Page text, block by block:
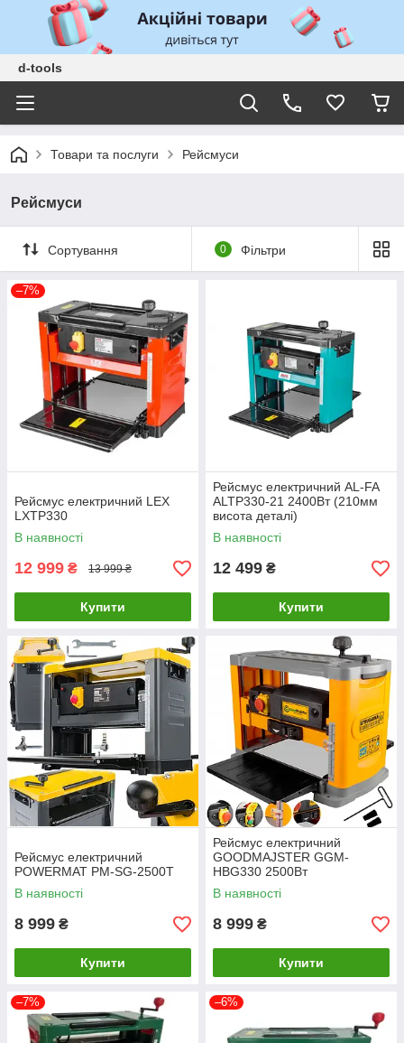
d-tools
Товари та послуги Рейсмуси
Рейсмуси
Сортування 0 Фільтри
–7%
Рейсмус електричний LEX
LXTP330
В наявності
12 999 ₴ 13 999 ₴
Купити
Рейсмус електричний AL-FA
ALTP330-21 2400Вт (210мм
висота деталі)
В наявності
12 499 ₴
Купити
Рейсмус електричний
POWERMAT PM-SG-2500T
В наявності
8 999 ₴
Купити
Рейсмус електричний
GOODMAJSTER GGM-
HBG330 2500Вт
В наявності
8 999 ₴
Купити
–7% –6%